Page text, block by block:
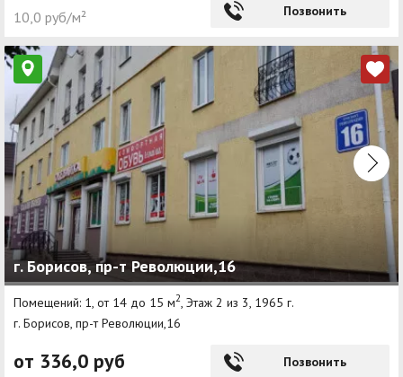
10,0 руб/м² Позвонить
г. Борисов, пр-т Революции,16
Помещений: 1, от 14 до 15 м2 , Этаж 2 из 3, 1965 г.
г. Борисов, пр-т Революции,16
от 336,0 руб Позвонить